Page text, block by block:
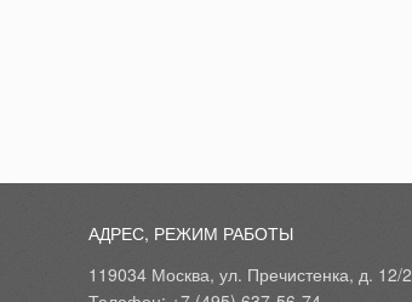
АДРЕС, РЕЖИМ РАБОТЫ
119034 Москва, ул. Пречистенка, д. 12/2